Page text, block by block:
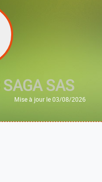
SAGA SAS
Mise à jour le 03/08/2026